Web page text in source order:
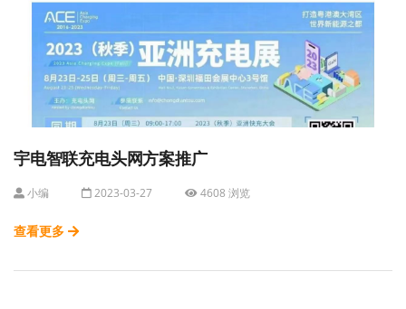
宇电智联充电头网方案推广
小编 2023-03-27 4608 浏览
查看更多